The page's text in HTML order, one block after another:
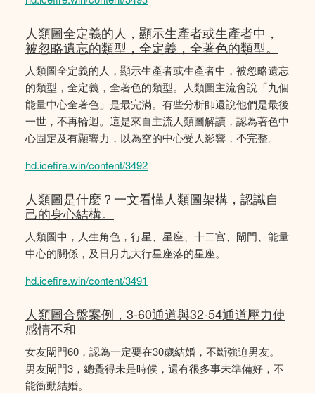
人類圖全定義的人，顯示生產者或生產者中，
被忽略遺忘的類型，全定義，全著色的類型。
人類圖全定義的人，顯示生產者或生產者中，被忽略遺忘
的類型，全定義，全著色的類型。人類圖主流會說「九個
能量中心全著色」是最完滿。有些分析師還說他們是最後
一世，不再輪迴。這是來自主流人類圖解讀，認為著色中
心固定及有顯響力，以為空的中心受人影響，𣎴完整。
hd.icefire.win/content/3492
人類圖是什麼？一文看懂人類圖架構，認識自
己的身心結構。
人類圖中，人生角色，行星、星座、十二宫、閘門、能量
中心的關係，及日月九大行星座落的星座。
hd.icefire.win/content/3491
人類圖合盤案例，3-60通道與32-54通道壓力使
感情不和
女友閘門60，認為一定要在30歲結婚，不斷強迫男友。
男友閘門3，總覺得未是時候，還有很多事未準備好，不
能衝動結婚。